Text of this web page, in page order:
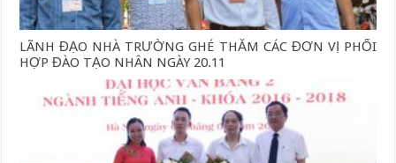
LÃNH ĐẠO NHÀ TRƯỜNG GHÉ THĂM CÁC ĐƠN VỊ PHỐI
HỢP ĐÀO TẠO NHÂN NGÀY 20.11